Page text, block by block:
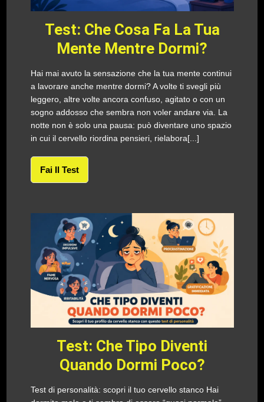
Test: Che Cosa Fa La Tua
Mente Mentre Dormi?
Hai mai avuto la sensazione che la tua mente continui
a lavorare anche mentre dormi? A volte ti svegli più
leggero, altre volte ancora confuso, agitato o con un
sogno addosso che sembra non voler andare via. La
notte non è solo una pausa: può diventare uno spazio
in cui il cervello riordina pensieri, rielabora[...]
Fai Il Test
Test: Che Tipo Diventi
Quando Dormi Poco?
Test di personalità: scopri il tuo cervello stanco Hai